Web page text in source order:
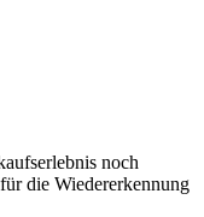
noch
die Wiedererkennung